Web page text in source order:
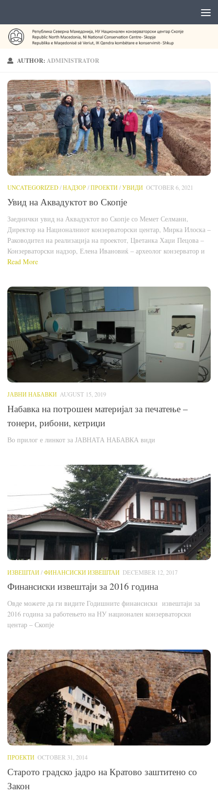
AUTHOR:ADMINISTRATOR
UNCATEGORIZED/НАДЗОР/ПРОЕКТИ/УВИДИ OCTOBER 6, 2021
Увид на Аквадуктот во Скопје
Заеднички увид на Аквадуктот во Скопје со Мемет Селмани,
Директор на Националниот конзерваторски центар, Мирка Илоска –
Раководител на реализација на проектот, Цветанка Хаџи Пецова –
Конзерваторски надзор, Елена Ивановиќ – археолог конзерватор и
Read More
ЈАВНИ НАБАВКИ AUGUST 15, 2019
Набавка на потрошен материјал за печатење –
тонери, рибони, кетриџи
Во прилог е линкот за ЈАВНАТА НАБАВКА види
ИЗВЕШТАИ/ФИНАНСИСКИ ИЗВЕШТАИ DECEMBER 12, 2017
Финансиски извештаји за 2016 година
Овде можете да ги видите Годишнитe финансиски извештаји за
2016 година за работењето на НУ национален конзерваторски
центар – Скопје
ПРОЕКТИ OCTOBER 31, 2014
Старото градско јадро на Кратово заштитено со
Закон